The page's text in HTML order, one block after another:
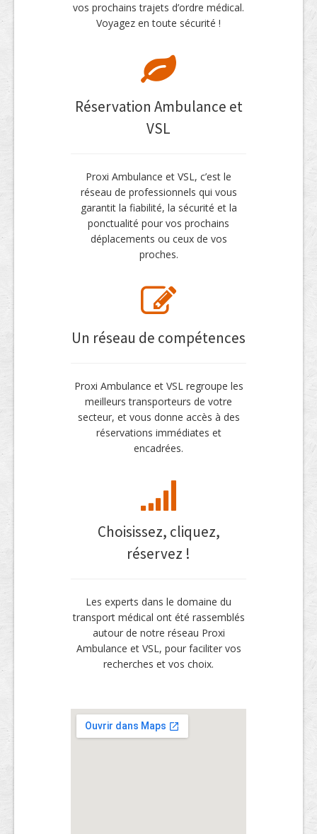
vos prochains trajets d’ordre médical.
Voyagez en toute sécurité !
Réservation Ambulance et
VSL
Proxi Ambulance et VSL, c’est le
réseau de professionnels qui vous
garantit la fiabilité, la sécurité et la
ponctualité pour vos prochains
déplacements ou ceux de vos
proches.
Un réseau de compétences
Proxi Ambulance et VSL regroupe les
meilleurs transporteurs de votre
secteur, et vous donne accès à des
réservations immédiates et
encadrées.
Choisissez, cliquez,
réservez !
Les experts dans le domaine du
transport médical ont été rassemblés
autour de notre réseau Proxi
Ambulance et VSL, pour faciliter vos
recherches et vos choix.